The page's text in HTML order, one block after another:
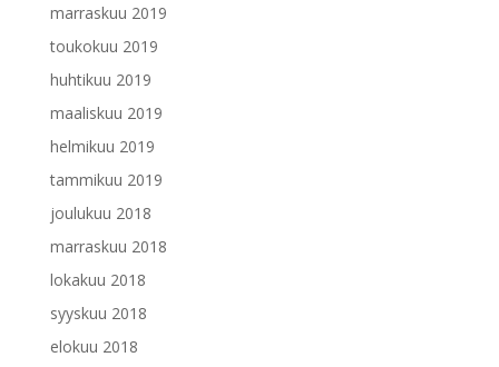
marraskuu 2019
toukokuu 2019
huhtikuu 2019
maaliskuu 2019
helmikuu 2019
tammikuu 2019
joulukuu 2018
marraskuu 2018
lokakuu 2018
syyskuu 2018
elokuu 2018